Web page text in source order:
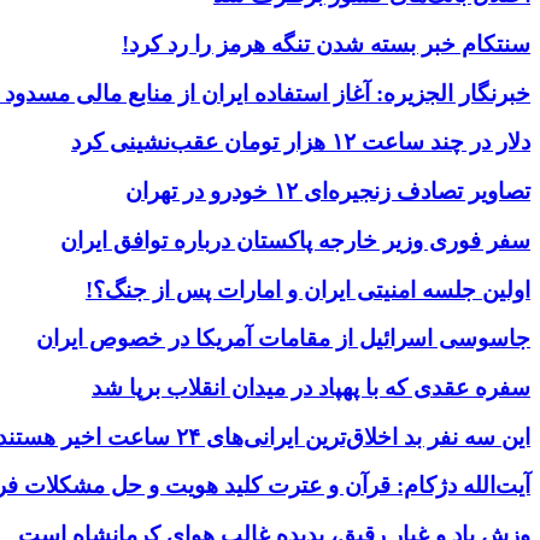
سنتکام خبر بسته شدن تنگه هرمز را رد کرد!
خبرنگار الجزیره: آغاز استفاده ایران از منابع مالی
دلار در چند ساعت ۱۲ هزار تومان عقب‌نشینی کرد
تصاویر تصادف زنجیره‌ای ۱۲ خودرو در تهران
سفر فوری وزیر خارجه پاکستان درباره توافق ایران
اولین جلسه امنیتی ایران و امارات پس از جنگ؟!
جاسوسی اسرائیل از مقامات آمریکا در خصوص ایران
سفره عقدی که با پهپاد در میدان انقلاب برپا شد
این سه نفر بد اخلاق‌ترین ایرانی‌های ۲۴ ساعت اخیر هستند
آیت‌الله دژکام: قرآن و عترت کلید هویت و حل مشکلات
وزش باد و غبار رقیق، پدیده غالب هوای کرمانشاه است